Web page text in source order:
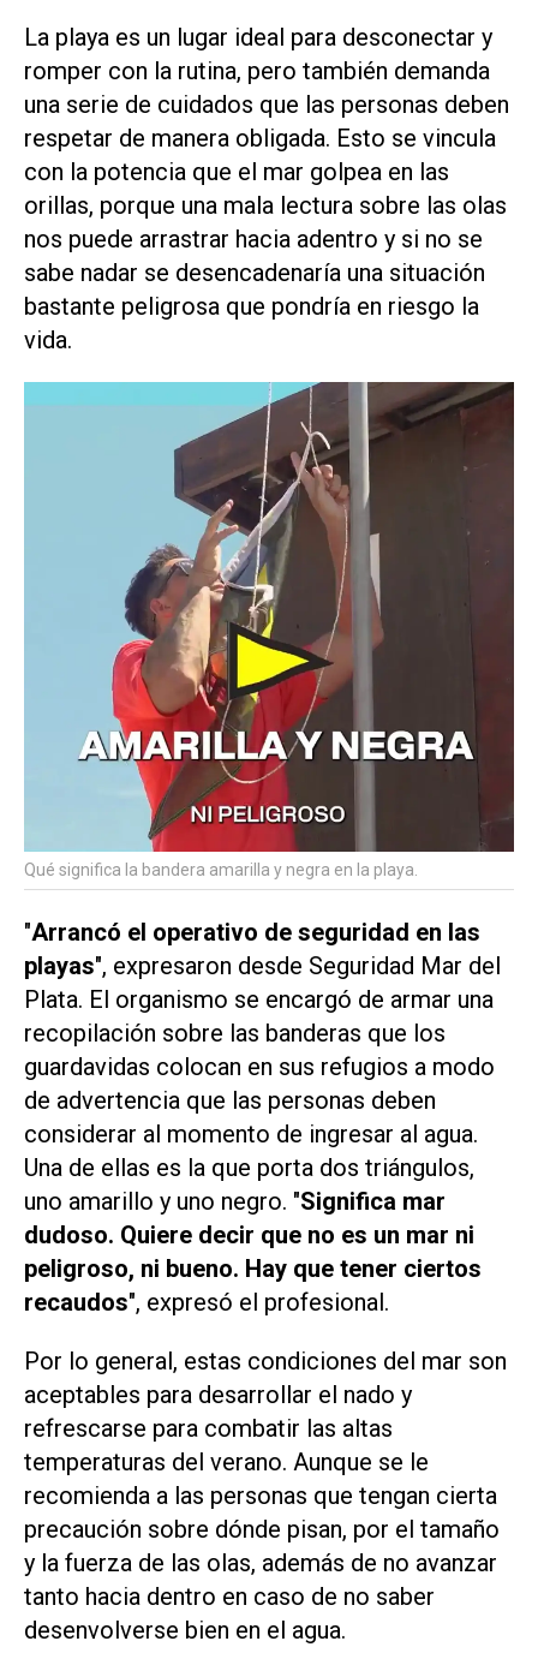
La playa es un lugar ideal para desconectar y
romper con la rutina, pero también demanda
una serie de cuidados que las personas deben
respetar de manera obligada. Esto se vincula
con la potencia que el mar golpea en las
orillas, porque una mala lectura sobre las olas
nos puede arrastrar hacia adentro y si no se
sabe nadar se desencadenaría una situación
bastante peligrosa que pondría en riesgo la
vida.
Qué significa la bandera amarilla y negra en la playa.
"Arrancó el operativo de seguridad en las
playas", expresaron desde Seguridad Mar del
Plata. El organismo se encargó de armar una
recopilación sobre las banderas que los
guardavidas colocan en sus refugios a modo
de advertencia que las personas deben
considerar al momento de ingresar al agua.
Una de ellas es la que porta dos triángulos,
uno amarillo y uno negro. "Significa mar
dudoso. Quiere decir que no es un mar ni
peligroso, ni bueno. Hay que tener ciertos
recaudos", expresó el profesional.
Por lo general, estas condiciones del mar son
aceptables para desarrollar el nado y
refrescarse para combatir las altas
temperaturas del verano. Aunque se le
recomienda a las personas que tengan cierta
precaución sobre dónde pisan, por el tamaño
y la fuerza de las olas, además de no avanzar
tanto hacia dentro en caso de no saber
desenvolverse bien en el agua.